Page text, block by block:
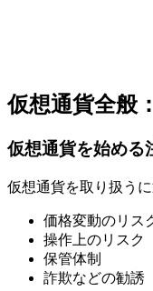
仮想通貨全般
仮想通貨を始める
仮想通貨を取り扱う
価格変動のリス
操作上のリスク
保管体制
詐欺などの勧誘